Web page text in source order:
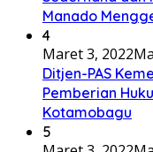
Manado
4
Maret 3, 2022
Ditjen-PAS
Pemberian
Kotamobagu
5